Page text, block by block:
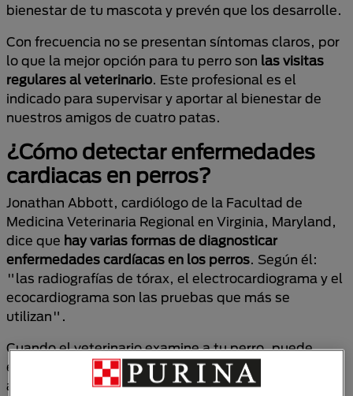
bienestar de tu mascota y prevén que los desarrolle.
Con frecuencia no se presentan síntomas claros, por
lo que la mejor opción para tu perro son las visitas
regulares al veterinario. Este profesional es el
indicado para supervisar y aportar al bienestar de
nuestros amigos de cuatro patas.
¿Cómo detectar enfermedades
cardiacas en perros?
Jonathan Abbott, cardiólogo de la Facultad de
Medicina Veterinaria Regional en Virginia, Maryland,
dice que hay varias formas de diagnosticar
enfermedades cardíacas en los perros. Según él:
"las radiografías de tórax, el electrocardiograma y el
ecocardiograma son las pruebas que más se
utilizan".
Cuando el veterinario examine a tu perro, puede
escuchar si tiene un soplo cardíaco y realizar un
análisis de sangre para detectar, por ejemplo, la